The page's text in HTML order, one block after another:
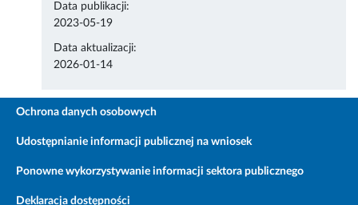
Data publikacji:
2023-05-19
Data aktualizacji:
2026-01-14
Ochrona danych osobowych
Udostępnianie informacji publicznej na wniosek
Ponowne wykorzystywanie informacji sektora publicznego
Deklaracja dostępności